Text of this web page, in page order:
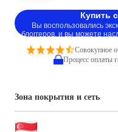
Купить
Вы воспользовались
блоггеров, и вы можете
Совокупное
Процесс оплаты
Зона покрытия и сеть